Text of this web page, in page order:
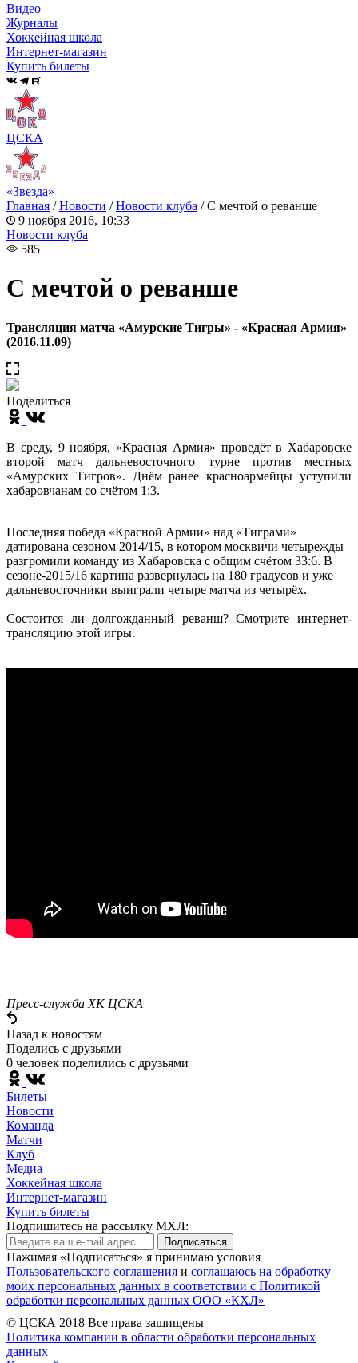
Видео
Журналы
Хоккейная школа
Интернет-магазин
Купить билеты
ЦСКА
«Звезда»
Главная /Новости /Новости клуба /С мечтой о реванше
9 ноября 2016, 10:33
Новости клуба
585
С мечтой о реванше
Трансляция матча «Амурские Тигры» - «Красная Армия»
(2016.11.09)
Поделиться
В среду, 9 ноября, «Красная Армия» проведёт в Хабаровске
второй матч дальневосточного турне против местных
«Амурских Тигров». Днём ранее красноармейцы уступили
хабаровчанам со счётом 1:3.
Последняя победа «Красной Армии» над «Тиграми»
датирована сезоном 2014/15, в котором москвичи четырежды
разгромили команду из Хабаровска с общим счётом 33:6. В
сезоне-2015/16 картина развернулась на 180 градусов и уже
дальневосточники выиграли четыре матча из четырёх.
Состоится ли долгожданный реванш? Смотрите интернет-
трансляцию этой игры.
Пресс-служба ХК ЦСКА
Назад к новостям
Поделись c друзьями
0 человек поделились c друзьями
Билеты
Новости
Команда
Матчи
Клуб
Медиа
Хоккейная школа
Интернет-магазин
Купить билеты
Подпишитесь на рассылку МХЛ:
Подписаться
Нажимая «Подписаться» я принимаю условия
Пользовательского соглашения и соглашаюсь на обработку
моих персональных данных в соответствии с Политикой
обработки персональных данных ООО «КХЛ»
© ЦСКА 2018 Все права защищены
Политика компании в области обработки персональных
данных